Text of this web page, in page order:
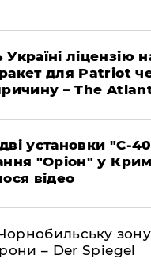
ліцензію
для Patriot
– The
установки "С-
"Оріон" у
відео
– Der Spiegel